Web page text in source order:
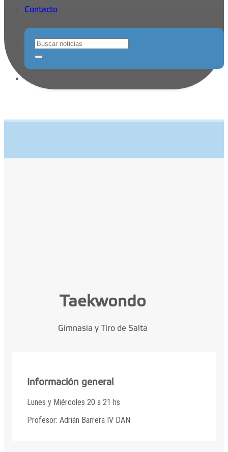
Contacto
Taekwondo
Gimnasia y Tiro de Salta
Información general
Lunes y Miércoles 20 a 21 hs
Profesor: Adrián Barrera IV DAN